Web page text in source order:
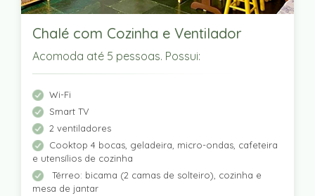
Chalé com Cozinha e Ventilador
Acomoda até 5 pessoas. Possui:
Wi-Fi
Smart TV
2 ventiladores
Cooktop 4 bocas, geladeira, micro-ondas, cafeteira
e utensílios de cozinha
Térreo: bicama (2 camas de solteiro), cozinha e
mesa de jantar